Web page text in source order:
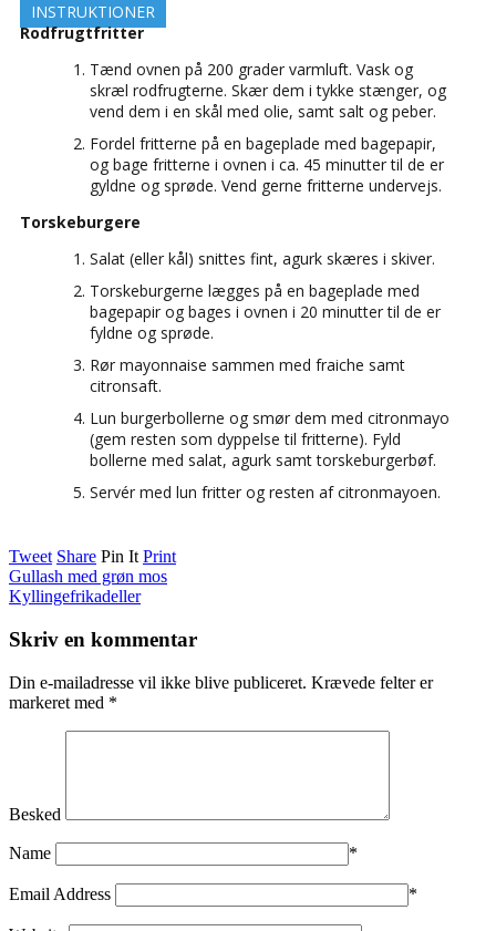
INSTRUKTIONER
Rodfrugtfritter
Tænd ovnen på 200 grader varmluft. Vask og
skræl rodfrugterne. Skær dem i tykke stænger, og
vend dem i en skål med olie, samt salt og peber.
Fordel fritterne på en bageplade med bagepapir,
og bage fritterne i ovnen i ca. 45 minutter til de er
gyldne og sprøde. Vend gerne fritterne undervejs.
Torskeburgere
Salat (eller kål) snittes fint, agurk skæres i skiver.
Torskeburgerne lægges på en bageplade med
bagepapir og bages i ovnen i 20 minutter til de er
fyldne og sprøde.
Rør mayonnaise sammen med fraiche samt
citronsaft.
Lun burgerbollerne og smør dem med citronmayo
(gem resten som dyppelse til fritterne). Fyld
bollerne med salat, agurk samt torskeburgerbøf.
Servér med lun fritter og resten af citronmayoen.
Tweet Share Pin It Print
Gullash med grøn mos
Kyllingefrikadeller
Skriv en kommentar
Din e-mailadresse vil ikke blive publiceret. Krævede felter er
markeret med *
Besked
Name *
Email Address *